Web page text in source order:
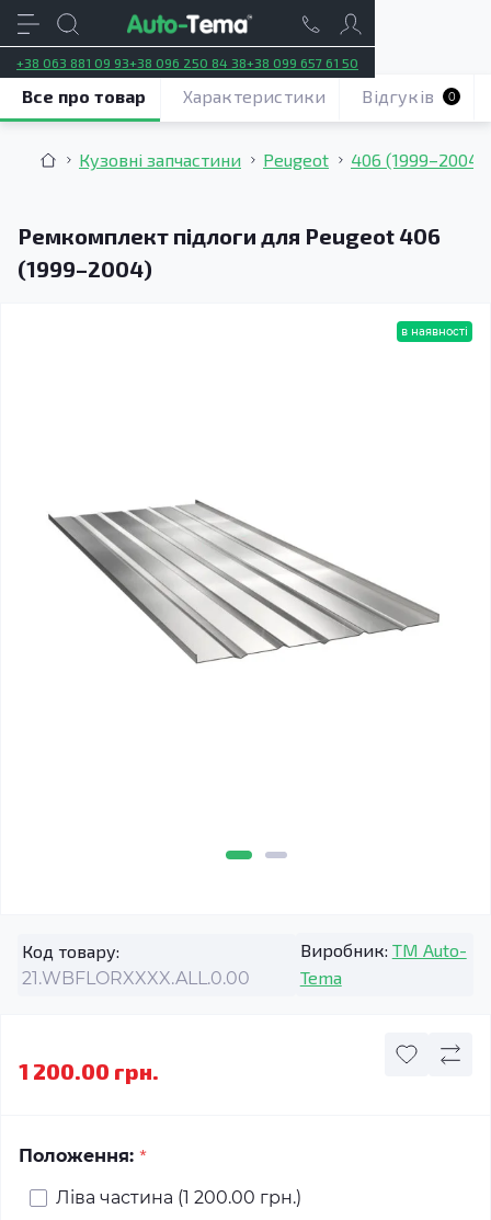
+38 063 881 09 93+38 096 250 84 38+38 099 657 61 50
Кузовні запчастини Peugeot 406 (1999–2004)
Ремкомплект підлоги для Peugeot 406
(1999–2004)
Все про товар Характеристики Відгуків 0
в наявності
Код товару:
21.WBFLORXXXX.ALL.0.00
Виробник: TM Auto-
Tema
1 200.00 грн.
Положення: *
Ліва частина (1 200.00 грн.)